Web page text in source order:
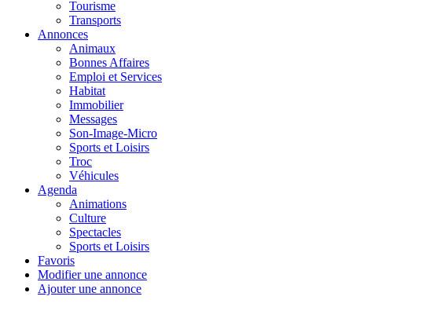
Tourisme
Transports
Annonces
Animaux
Bonnes Affaires
Emploi et Services
Habitat
Immobilier
Messages
Son-Image-Micro
Sports et Loisirs
Troc
Véhicules
Agenda
Animations
Culture
Spectacles
Sports et Loisirs
Favoris
Modifier une annonce
Ajouter une annonce